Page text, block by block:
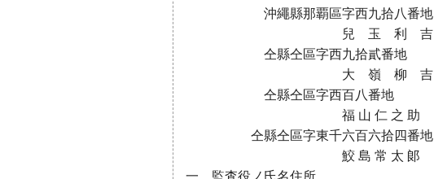
沖繩縣那覇區字西九拾八番地
兒 玉 利 吉
仝縣仝區字西九拾貳番地
大 嶺 柳 吉
仝縣仝區字西百八番地
福 山 仁 之 助
仝縣仝區字東千六百六拾四番地
鮫 島 常 太 郞